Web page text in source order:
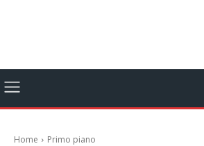
Home Primo piano